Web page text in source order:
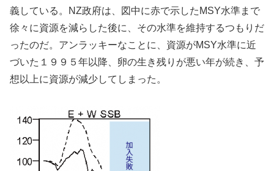
義している。NZ政府は、図中に赤で示したMSY水準まで
徐々に資源を減らした後に、その水準を維持するつもりだ
ったのだ。アンラッキーなことに、資源がMSY水準に近
づいた１９９５年以降、卵の生き残りが悪い年が続き、予
想以上に資源が減少してしまった。